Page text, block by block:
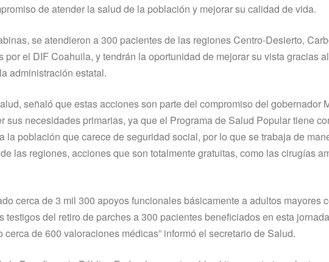
de atender la salud de la población y mejorar su calidad de vida.
se atendieron a 300 pacientes de las regiones Centro-Desierto,
el DIF Coahuila, y tendrán la oportunidad de mejorar su vista gracias
administración estatal.
señaló que estas acciones son parte del compromiso del gobernador
necesidades primarias, ya que el Programa de Salud Popular tiene
población que carece de seguridad social, por lo que se trabaja de
las regiones, acciones que son totalmente gratuitas, como las cirugías
cerca de 3 mil 300 apoyos funcionales básicamente a adultos mayores
del retiro de parches a 300 pacientes beneficiados en esta
de 600 valoraciones médicas” informó el secretario de Salud.